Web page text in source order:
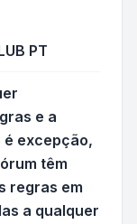
PT
e a
é excepção,
têm
regras em
a qualquer